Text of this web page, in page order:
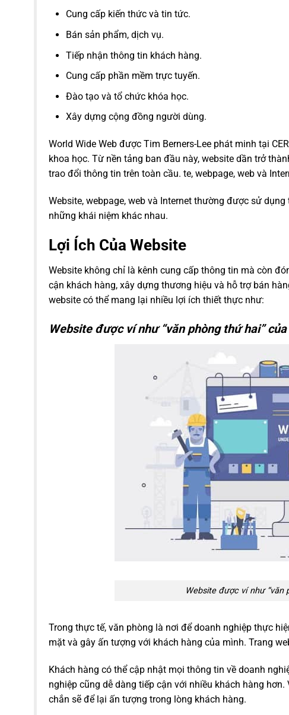
Cung cấp kiến thức và tin tức.
Bán sản phẩm, dịch vụ.
Tiếp nhận thông tin khách hàng.
Cung cấp phần mềm trực tuyến.
Đào tạo và tổ chức khóa học.
Xây dựng cộng đồng người dùng.
World Wide Web được Tim Berners-Lee phát minh tại
khoa học. Từ nền tảng ban đầu này, website dần trở
trao đổi thông tin trên toàn cầu. te, webpage, web và
Website, webpage, web và Internet thường được sử
những khái niệm khác nhau.
Lợi Ích Của Website
Website không chỉ là kênh cung cấp thông tin mà còn
cận khách hàng, xây dựng thương hiệu và hỗ trợ bán
website có thể mang lại nhiều lợi ích thiết thực như:
Website được ví như “văn phòng thứ hai”
Website được ví như “văn
Trong thực tế, văn phòng là nơi để doanh nghiệp thực
mặt và gây ấn tượng với khách hàng của mình. Trang
Khách hàng có thể cập nhật mọi thông tin về doanh
nghiệp cũng dễ dàng tiếp cận với nhiều khách hàng
chắn sẽ để lại ấn tượng trong lòng khách hàng.